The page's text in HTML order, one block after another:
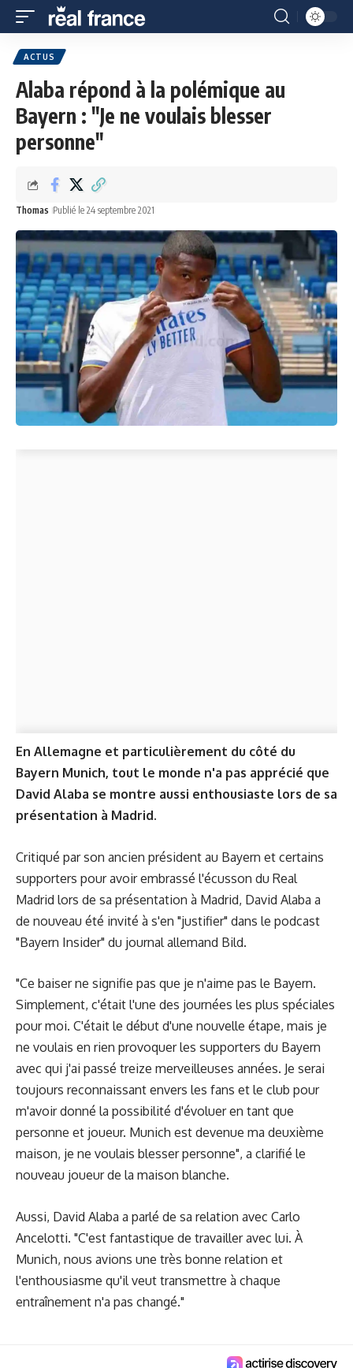
ACTUS
Alaba répond à la polémique au
Bayern : "Je ne voulais blesser
personne"
Thomas Publié le 24 septembre 2021
En Allemagne et particulièrement du côté du
Bayern Munich, tout le monde n'a pas apprécié que
David Alaba se montre aussi enthousiaste lors de sa
présentation à Madrid.
Critiqué par son ancien président au Bayern et certains
supporters pour avoir embrassé l'écusson du Real
Madrid lors de sa présentation à Madrid, David Alaba a
de nouveau été invité à s'en "justifier" dans le podcast
"Bayern Insider" du journal allemand Bild.
"Ce baiser ne signifie pas que je n'aime pas le Bayern.
Simplement, c'était l'une des journées les plus spéciales
pour moi. C'était le début d'une nouvelle étape, mais je
ne voulais en rien provoquer les supporters du Bayern
avec qui j'ai passé treize merveilleuses années. Je serai
toujours reconnaissant envers les fans et le club pour
m'avoir donné la possibilité d'évoluer en tant que
personne et joueur. Munich est devenue ma deuxième
maison, je ne voulais blesser personne", a clarifié le
nouveau joueur de la maison blanche.
Aussi, David Alaba a parlé de sa relation avec Carlo
Ancelotti. "C'est fantastique de travailler avec lui. À
Munich, nous avions une très bonne relation et
l'enthousiasme qu'il veut transmettre à chaque
entraînement n'a pas changé."